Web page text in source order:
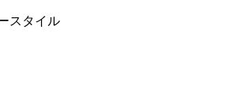
スタイル